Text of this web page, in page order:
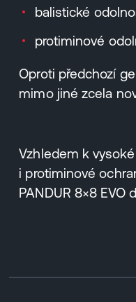
balistické
protiminové
Oproti předchozí
mimo jiné zcela
Vzhledem k
i protiminové
PANDUR 8×8 EVO